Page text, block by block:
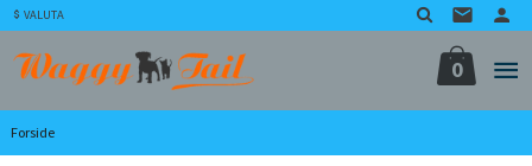
Gå
til
innholdet
VALUTA
0
Forside